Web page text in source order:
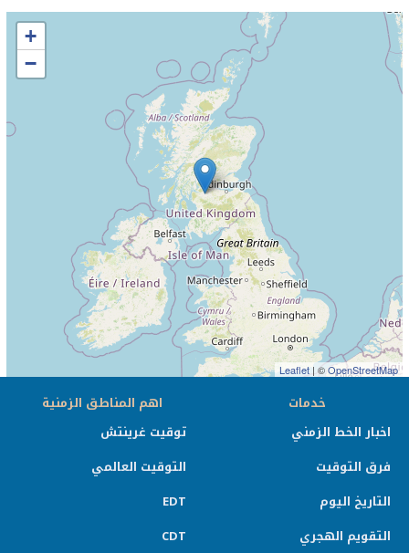
+
−
Leaflet| ©OpenStreetMap
خدمات
اخبار الخط الزمني
فرق التوقيت
التاريخ اليوم
التقويم الهجري
اهم المناطق الزمنية
توقيت غرينتش
التوقيت العالمي
EDT
CDT